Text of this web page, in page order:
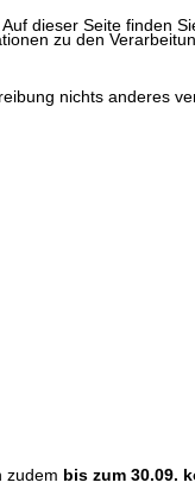
zu den
dieser Seite finden
nichts anderes
zudem bis zum 30.09.